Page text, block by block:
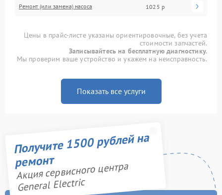
Ремонт (или замена) насоса 1025 р
Цены в прайс-листе указаны ориентировочные, без учета
стоимости запчастей.
Записывайтесь на бесплатную диагностику.
Мы проверим ваше устройство и укажем на неисправность.
Показать все услуги
Получите 1500 рублей на
ремонт
Акция сервисного центра
General Electric